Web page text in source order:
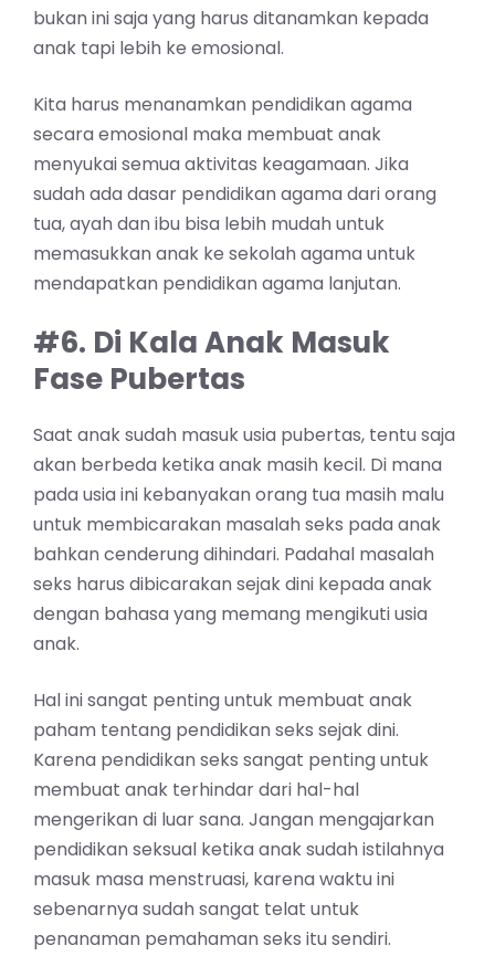
bukan ini saja yang harus ditanamkan kepada
anak tapi lebih ke emosional.
Kita harus menanamkan pendidikan agama
secara emosional maka membuat anak
menyukai semua aktivitas keagamaan. Jika
sudah ada dasar pendidikan agama dari orang
tua, ayah dan ibu bisa lebih mudah untuk
memasukkan anak ke sekolah agama untuk
mendapatkan pendidikan agama lanjutan.
#6. Di Kala Anak Masuk
Fase Pubertas
Saat anak sudah masuk usia pubertas, tentu saja
akan berbeda ketika anak masih kecil. Di mana
pada usia ini kebanyakan orang tua masih malu
untuk membicarakan masalah seks pada anak
bahkan cenderung dihindari. Padahal masalah
seks harus dibicarakan sejak dini kepada anak
dengan bahasa yang memang mengikuti usia
anak.
Hal ini sangat penting untuk membuat anak
paham tentang pendidikan seks sejak dini.
Karena pendidikan seks sangat penting untuk
membuat anak terhindar dari hal-hal
mengerikan di luar sana. Jangan mengajarkan
pendidikan seksual ketika anak sudah istilahnya
masuk masa menstruasi, karena waktu ini
sebenarnya sudah sangat telat untuk
penanaman pemahaman seks itu sendiri.